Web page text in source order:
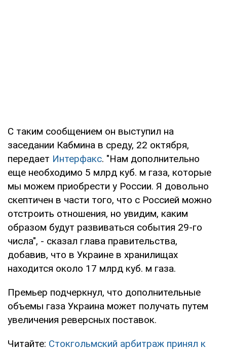
С таким сообщением он выступил на
заседании Кабмина в среду, 22 октября,
передает Интерфакс. "Нам дополнительно
еще необходимо 5 млрд куб. м газа, которые
мы можем приобрести у России. Я довольно
скептичен в части того, что с Россией можно
отстроить отношения, но увидим, каким
образом будут развиваться события 29-го
числа", - сказал глава правительства,
добавив, что в Украине в хранилищах
находится около 17 млрд куб. м газа.
Премьер подчеркнул, что дополнительные
объемы газа Украина может получать путем
увеличения реверсных поставок.
Читайте: Стокгольмский арбитраж принял к